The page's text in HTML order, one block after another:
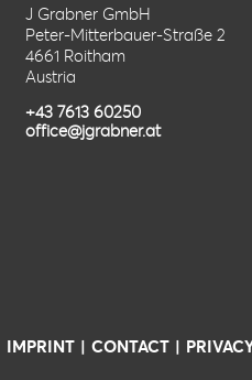
J Grabner GmbH
Peter-Mitterbauer-Straße 2
4661 Roitham
Austria
+43 7613 60250
office@jgrabner.at
IMPRINT CONTACT